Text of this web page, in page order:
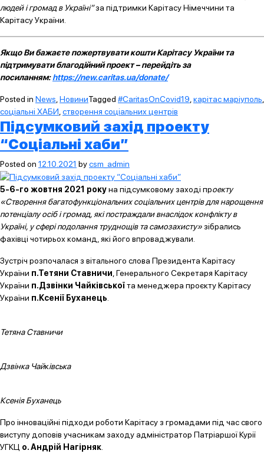
людей і громад в Україні”за підтримки Карітасу Німеччини та
Карітасу України.
Якщо Ви бажаєте пожертвувати кошти Карітасу України та
підтримувати благодійний проект – перейдіть за
посиланням:https://new.caritas.ua/donate/
Posted in News НовиниTagged #CaritasOnCovid19 карітас маріуполь
соціальні ХАБИ створення соціальних центрів
Підсумковий захід проекту
“Соціальні хаби”
Posted on 12.10.2021 bycsm_admin
5-6-го жовтня 2021 рокуна підсумковому заході проекту
«Створення багатофункціональних соціальних центрів для нарощення
потенціалу осіб і громад, які постраждали внаслідок конфлікту в
Україні, у сфері подолання труднощів та самозахисту»зібрались
фахівці чотирьох команд, які його впроваджували.
Зустріч розпочалася з вітального слова Президента Карітасу
України п.Тетяни Ставничи , Генерального Секретаря Карітасу
України п.Дзвінки Чайківськоїта менеджера проєкту Карітасу
України п.Ксенії Буханець
Тетяна Ставничи
Дзвінка Чайківська
Ксенія Буханець
Про інноваційні підходи роботи Карітасу з громадами під час свого
виступу доповів учасникам заходу адміністратор Патріаршої Курії
УГКЦ о. Андрій Нагірняк